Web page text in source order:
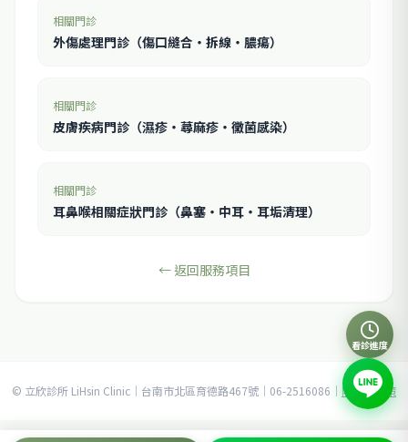
相關門診
外傷處理門診（傷口縫合・拆線・膿瘍）
相關門診
皮膚疾病門診（濕疹・蕁麻疹・黴菌感染）
相關門診
耳鼻喉相關症狀門診（鼻塞・中耳・耳垢清理）
← 返回服務項目
© 立欣診所 LiHsin Clinic｜台南市北區育德路467號｜06-2516086｜ 隱私權政策
看診進度